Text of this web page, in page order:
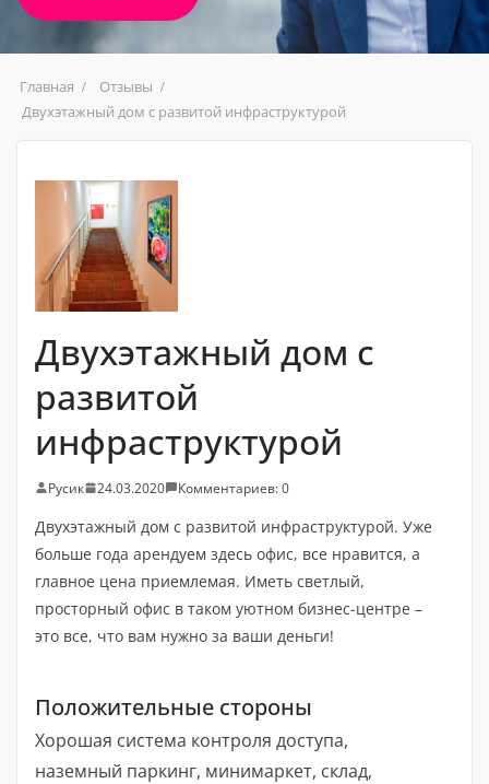
Главная
Отзывы
Двухэтажный дом с развитой инфраструктурой
Двухэтажный дом с
развитой
инфраструктурой
Русик 24.03.2020 Комментариев: 0
Двухэтажный дом с развитой инфраструктурой. Уже
больше года арендуем здесь офис, все нравится, а
главное цена приемлемая. Иметь светлый,
просторный офис в таком уютном бизнес-центре –
это все, что вам нужно за ваши деньги!
Положительные стороны
Хорошая система контроля доступа,
наземный паркинг, минимаркет, склад,